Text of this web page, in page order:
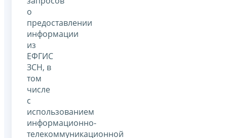
о
предоставлении
информации
из
ЕФГИС
ЗСН, в
том
числе
с
использованием
информационно-
телекоммуникационной